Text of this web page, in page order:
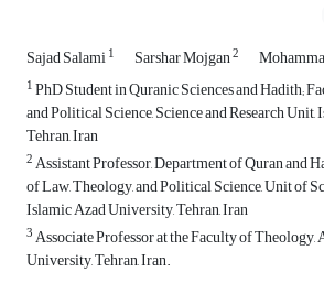
Sajad Salami1 Sarshar Mojgan2
1PhD Student in Quranic Sciences and Hadith;
and Political Science, Science and Research
Tehran, Iran
2Assistant Professor, Department of Quran and
of Law, Theology, and Political Science, Unit of
Islamic Azad University, Tehran, Iran
3Associate Professor at the Faculty of
University, Tehran, Iran.